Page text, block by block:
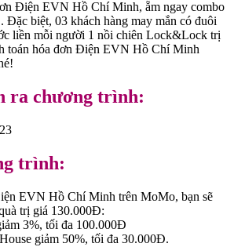
Điện EVN Hồ Chí Minh, ẵm ngay combo
Đặc biệt, 03 khách hàng may mắn có đuôi
liền mỗi người 1 nồi chiên Lock&Lock trị
toán hóa đơn Điện EVN Hồ Chí Minh
ra chương trình:
trình:
EVN Hồ Chí Minh trên MoMo, bạn sẽ
trị giá 130.000Đ:
3%, tối đa 100.000Đ
giảm 50%, tối đa 30.000Đ.